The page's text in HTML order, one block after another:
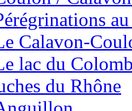
Calavon-
lac du
du Rhône